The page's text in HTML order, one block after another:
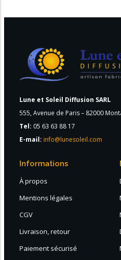
Lune et Soleil Diffusion SARL
555, Avenue de Paris – 82000
Tel: 05 63 63 88 17
E-mail: info@lunesoleil.com
Informations
À propos
Mentions légales
CGV
Livraison, retour
Paiement sécurisé